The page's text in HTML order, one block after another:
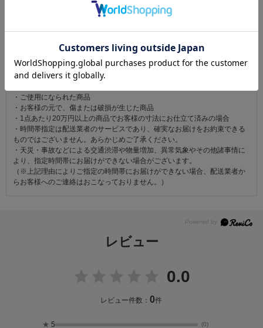
注意事項
お仕立て後、お客様の手元に届いてから30日以内であれば返品可能です。
返品にかかる送料は無料です。
ただし次に該当するものは返品をお受けできません。
・ご使用になられた商品
・お客様の元で、傷または破損が生じた商品
・1点あたり20万円以上の商品でお客様の寸法にお仕立て済みの場合
・時間帯指定は配送業者のサービスであり、確実なお届けをお約束できる
ものではございません。あらかじめご了承ください。
・天災・事故などによる交通渋滞や物量増加、異常気象やその他諸事情に
より、指定時間帯にお届けができない場合がございます。
（※上記理由によりご指定の時間帯にお届けができない場合、配送業者か
らお客様へのご連絡はおこなっておりません。）
レビュー
0.0
レビュー件数：0件
★ 5 (0)